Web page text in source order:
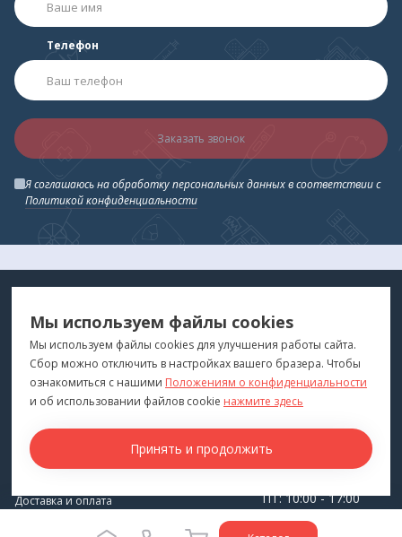
Телефон
Заказать звонок
Я соглашаюсь на обработку персональных данных в соответствии с
Политикой конфиденциальности
ДЛЯ ВАС
"Медтехника для Вас"©2026
ПОКУПАТЕЛЯМ
Каталог
Бренды
Для оптовиков
Доставка и оплата
КОНТАКТЫ
г. Владивосток
ПТ: 10:00 - 17:00
СБ-ВС: Выходной
Мы используем файлы cookies
Мы используем файлы cookies для улучшения работы сайта.
Сбор можно отключить в настройках вашего бразера. Чтобы
ознакомиться с нашими Положениям о конфиденциальности
и об использовании файлов cookie нажмите здесь
Принять и продолжить